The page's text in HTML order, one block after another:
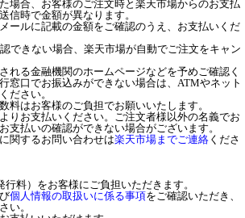
場合、お客様のご注文時と楽天市場からのお支払
信時で金額が異なります。
ールに記載の金額をご確認のうえ、お支払いくだ
できない場合、楽天市場が自動でご注文をキャン
れる金融機関のホームページなどを予めご確認く
窓口でお振込みができない場合は、ATMやネット
ださい。
料はお客様のご負担でお願いいたします。
りお支払いください。ご注文者様以外の名義でお
支払いの確認ができない場合がございます。
関するお問い合わせは楽天市場までご連絡 くださ
行料）をお客様にご負担いただきます。
個人情報の取扱いに係る事項をご確認いただき、
い。